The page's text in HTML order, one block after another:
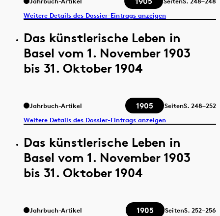
Weitere Details des Dossier-Eintrags anzeigen
Das künstlerische Leben in
Basel vom 1. November 1903
bis 31. Oktober 1904
Jahrbuch-Artikel 1905 SeitenS. 248–252
Weitere Details des Dossier-Eintrags anzeigen
Das künstlerische Leben in
Basel vom 1. November 1903
bis 31. Oktober 1904
Jahrbuch-Artikel 1905 SeitenS. 252–256